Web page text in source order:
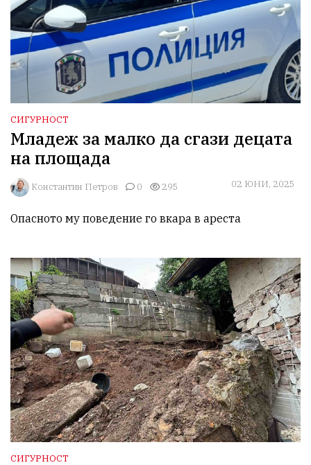
СИГУРНОСТ
Младеж за малко да сгази децата
на площада
Константин Петров 0 295 02 ЮНИ, 2025
Опасното му поведение го вкара в ареста
СИГУРНОСТ